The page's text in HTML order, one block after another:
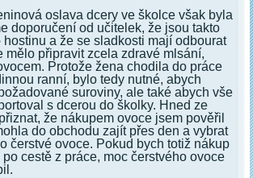
oslava dcery ve školce však byla
doporučení od učitelek, že jsou takto
hostinu a že se sladkosti mají odbourat
mělo připravit zcela zdravé mlsání,
Protože žena chodila do práce
ranní, bylo tedy nutné, abych
suroviny, ale také abych vše
s dcerou do školky. Hned ze
že nákupem ovoce jsem pověřil
do obchodu zajít přes den a vybrat
čerstvé ovoce. Pokud bych totiž nákup
cestě z práce, moc čerstvého ovoce